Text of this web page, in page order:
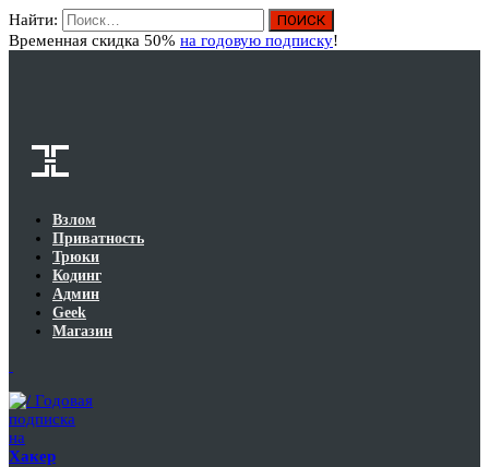
Найти:
Временная скидка 50% на годовую подписку!
Взлом
Приватность
Трюки
Кодинг
Админ
Geek
Магазин
Годовая
подписка
на
Хакер